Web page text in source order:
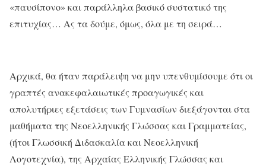
«παυσίπονο» και παράλληλα βασικό συστατικό της
επιτυχίας… Ας τα δούμε, όμως, όλα με τη σειρά…
Αρχικά, θα ήταν παράλειψη να μην υπενθυμίσουμε ότι οι
γραπτές ανακεφαλαιωτικές προαγωγικές και
απολυτήριες εξετάσεις των Γυμνασίων διεξάγονται στα
μαθήματα της Νεοελληνικής Γλώσσας και Γραμματείας,
(ήτοι Γλωσσική Διδασκαλία και Νεοελληνική
Λογοτεχνία), της Αρχαίας Ελληνικής Γλώσσας και